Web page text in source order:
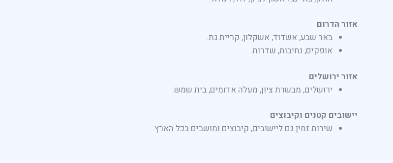
אזור הדרום
באר שבע, אשדוד, אשקלון, קריית גת.
אופקים, נתיבות, שדרות.
אזור ירושלים
ירושלים, מבשרת ציון, מעלה אדומים, בית שמש.
יישובים קטנים וקיבוצים
שירות זמין גם ליישובים, קיבוצים ומושבים בכל הארץ.